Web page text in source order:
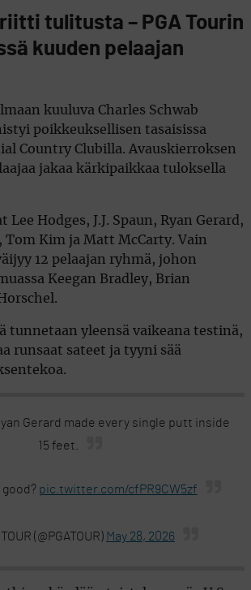
tulitusta – PGA Tourin
kuuden pelaajan
kuuluva Charles Schwab
poikkeuksellisen tasaisissa
Country Clubilla. Avauskierroksen
jakaa kärkipaikkaa tuloksella
Lee Hodges, J.J. Spaun, Ryan Gerard,
Tom Kim ja Matt McCarty. Vain
12 pelaajan ryhmä, johon
Keegan Bradley, Brian
tunnetaan yleensä vaikeana testinä,
runsaat sateet ja tyyni sää
Gerard made every single putt inside
15 feet.
good? pic.twitter.com/cfPR9CW5zf
(@PGATOUR) May 28, 2026